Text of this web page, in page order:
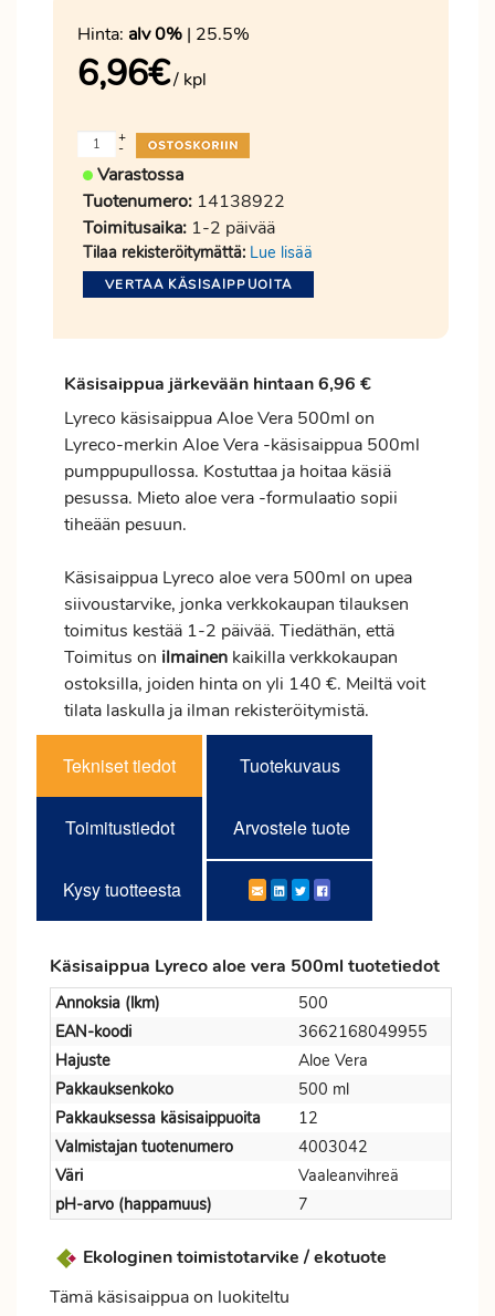
Hinta: alv 0% | 25.5%
6,96€/ kpl
-
+
Varastossa
Tuotenumero: 14138922
Toimitusaika: 1-2 päivää
Tilaa rekisteröitymättä: Lue lisää
VERTAA KÄSISAIPPUOITA
Käsisaippua järkevään hintaan 6,96 €
Lyreco käsisaippua Aloe Vera 500ml on
Lyreco-merkin Aloe Vera -käsisaippua 500ml
pumppupullossa. Kostuttaa ja hoitaa käsiä
pesussa. Mieto aloe vera -formulaatio sopii
tiheään pesuun.
Käsisaippua Lyreco aloe vera 500ml on upea
siivoustarvike, jonka verkkokaupan tilauksen
toimitus kestää 1-2 päivää. Tiedäthän, että
Toimitus on ilmainen kaikilla verkkokaupan
ostoksilla, joiden hinta on yli 140 €. Meiltä voit
tilata laskulla ja ilman rekisteröitymistä.
Tekniset tiedot Tuotekuvaus
Toimitustiedot Arvostele tuote
Kysy tuotteesta
Käsisaippua Lyreco aloe vera 500ml tuotetiedot
Annoksia (lkm)
500
EAN-koodi
3662168049955
Hajuste
Aloe Vera
Pakkauksenkoko
500 ml
Pakkauksessa käsisaippuoita
12
Valmistajan tuotenumero
4003042
Väri
Vaaleanvihreä
pH-arvo (happamuus)
7
Ekologinen toimistotarvike / ekotuote
Tämä käsisaippua on luokiteltu